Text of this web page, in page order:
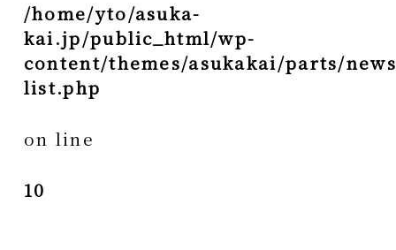
/home/yto/asuka-
kai.jp/public_html/wp-
content/themes/asukakai/parts/
list.php
on line
10